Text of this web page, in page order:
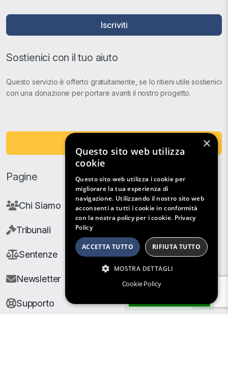
Iscriviti
Sostienici con il tuo aiuto
Questo servizio è offerto gratuitamente, se lo ritieni utile sostienici
con una donazione per portare avanti il nostro progetto.
Pagine
Chi Siamo
Tribunali
Sentenze
Newsletter
Supporto
×
Questo sito web utilizza
cookie
Questo sito web utilizza i cookie per
migliorare la tua esperienza di
navigazione. Utilizzando il nostro sito web
acconsenti a tutti i cookie in conformità
con la nostra policy per i cookie. Privacy
Policy
ACCETTA TUTTO RIFIUTA TUTTO
MOSTRA DETTAGLI
Cookie Policy